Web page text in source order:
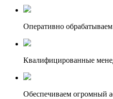
Оперативно обрабатываем
Квалифицированные
Обеспечиваем огромный